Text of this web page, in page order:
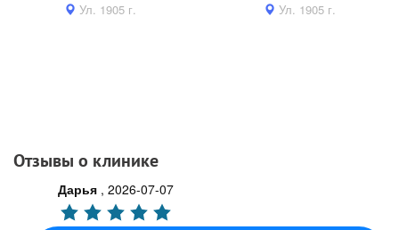
Ул. 1905 г. Ул. 1905 г.
Отзывы о клинике
Дарья , 2026-07-07